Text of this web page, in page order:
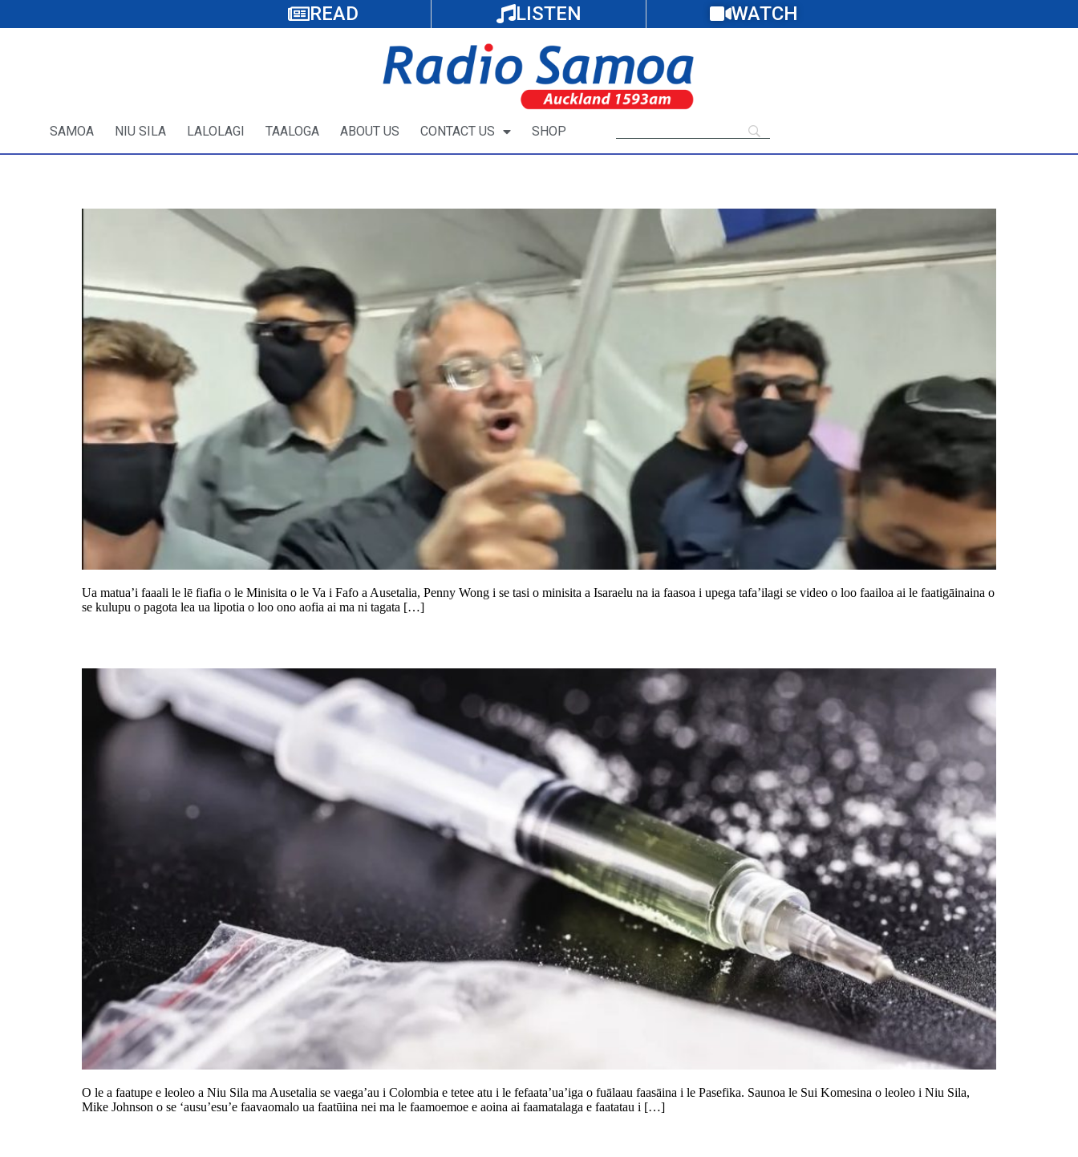
READ LISTEN WATCH
SAMOA NIU SILA LALOLAGI TAALOGA ABOUT US CONTACT US SHOP
Ua matua’i faaali le lē fiafia o le Minisita o le Va i Fafo a Ausetalia, Penny Wong i se tasi o minisita a Isaraelu na ia faasoa i upega tafa’ilagi se video o loo faailoa ai le faatigāinaina o
se kulupu o pagota lea ua lipotia o loo ono aofia ai ma ni tagata […]
O le a faatupe e leoleo a Niu Sila ma Ausetalia se vaega’au i Colombia e tetee atu i le fefaata’ua’iga o fuālaau faasāina i le Pasefika. Saunoa le Sui Komesina o leoleo i Niu Sila,
Mike Johnson o se ‘ausu’esu’e faavaomalo ua faatūina nei ma le faamoemoe e aoina ai faamatalaga e faatatau i […]